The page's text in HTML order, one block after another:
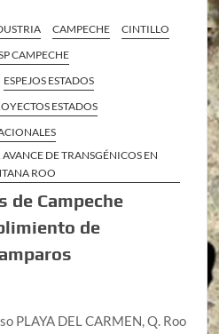
CAMPECHE
CINTILLO
CAMPECHE
ESPEJOS ESTADOS
ESTADOS
DE TRANSGÉNICOS EN
ROO
de Campeche
de
PLAYA DEL CARMEN, Q. Roo